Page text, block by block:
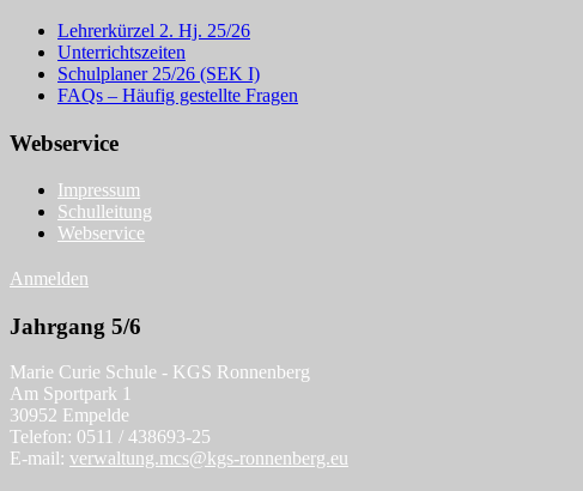
Lehrerkürzel 2. Hj. 25/26
Unterrichtszeiten
Schulplaner 25/26 (SEK I)
FAQs – Häufig gestellte Fragen
Webservice
Impressum
Schulleitung
Webservice
Anmelden
Jahrgang 5/6
Marie Curie Schule - KGS Ronnenberg
Am Sportpark 1
30952 Empelde
Telefon: 0511 / 438693-25
E-mail: verwaltung.mcs@kgs-ronnenberg.eu